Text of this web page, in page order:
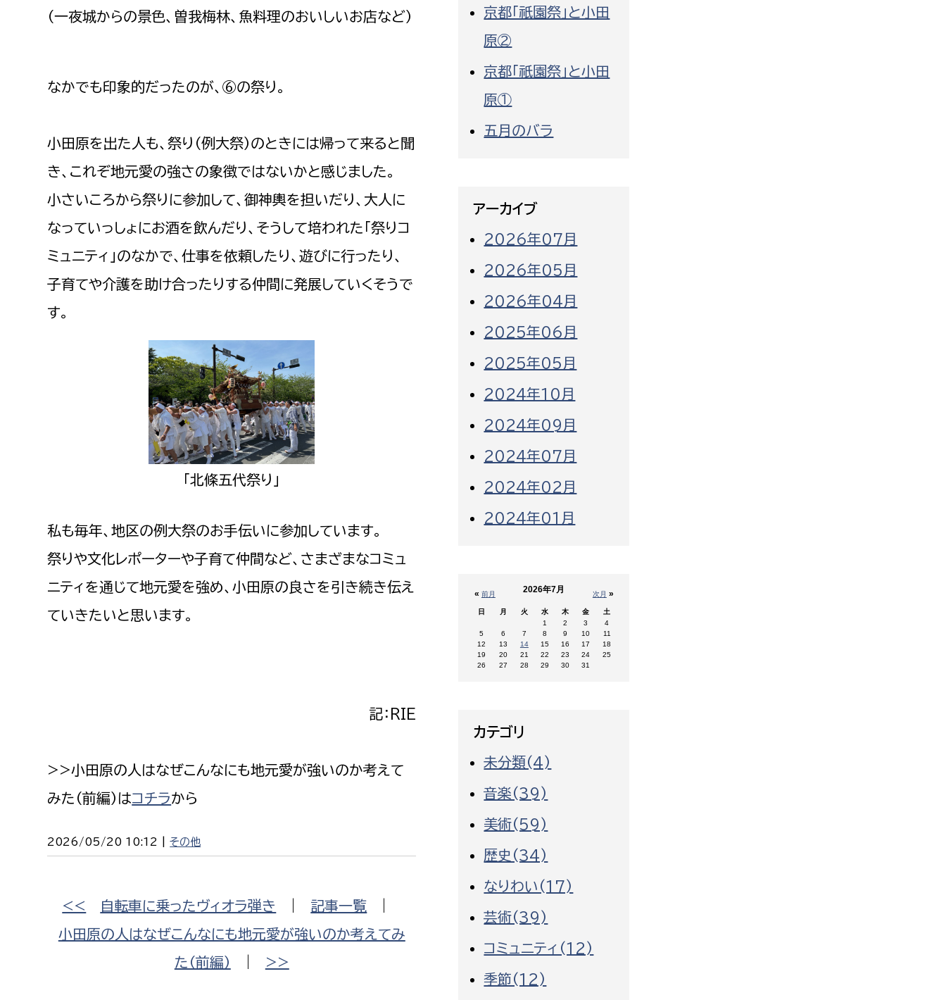
（一夜城からの景色、曽我梅林、魚料理のおいしいお店など）
なかでも印象的だったのが、⑥の祭り。
小田原を出た人も、祭り（例大祭）のときには帰って来ると聞
き、これぞ地元愛の強さの象徴ではないかと感じました。
小さいころから祭りに参加して、御神輿を担いだり、大人に
なっていっしょにお酒を飲んだり、そうして培われた「祭りコ
ミュニティ」のなかで、仕事を依頼したり、遊びに行ったり、
子育てや介護を助け合ったりする仲間に発展していくそうで
す。
「北條五代祭り」
私も毎年、地区の例大祭のお手伝いに参加しています。
祭りや文化レポーターや子育て仲間など、さまざまなコミュ
ニティを通じて地元愛を強め、小田原の良さを引き続き伝え
ていきたいと思います。
記：RIE
>>小田原の人はなぜこんなにも地元愛が強いのか考えて
みた（前編）はコチラから
2026/05/20 10:12 |その他
<< 自転車に乗ったヴィオラ弾き 記事一覧
小田原の人はなぜこんなにも地元愛が強いのか考えてみ
た（前編）
>>
京都「祇園祭」と小田
原②
京都「祇園祭」と小田
原①
五月のバラ
アーカイブ
2026年07月
2026年05月
2026年04月
2025年06月
2025年05月
2024年10月
2024年09月
2024年07月
2024年02月
2024年01月
« 前月 次月 »
2026年7月
日 月 火 水 木 金
土
1
2 3
4
5
6 7 8 9 10
11
12
13 14 15 16 17
18
19
20 21 22 23 24
25
26
27 28 29 30 31
カテゴリ
未分類(4)
音楽(39)
美術(59)
歴史(34)
なりわい(17)
芸術(39)
コミュニティ(12)
季節(12)